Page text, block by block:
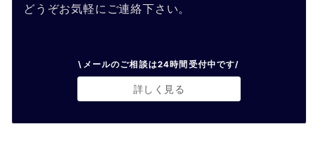
どうぞお気軽にご連絡下さい。
\メールのご相談は24時間受付中です/
詳しく見る